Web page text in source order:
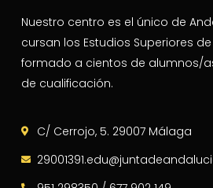
Nuestro centro es el único de
cursan los Estudios Superiores
formado a cientos de alumnos/
de cualificación.
C/ Cerrojo, 5. 29007 Málaga